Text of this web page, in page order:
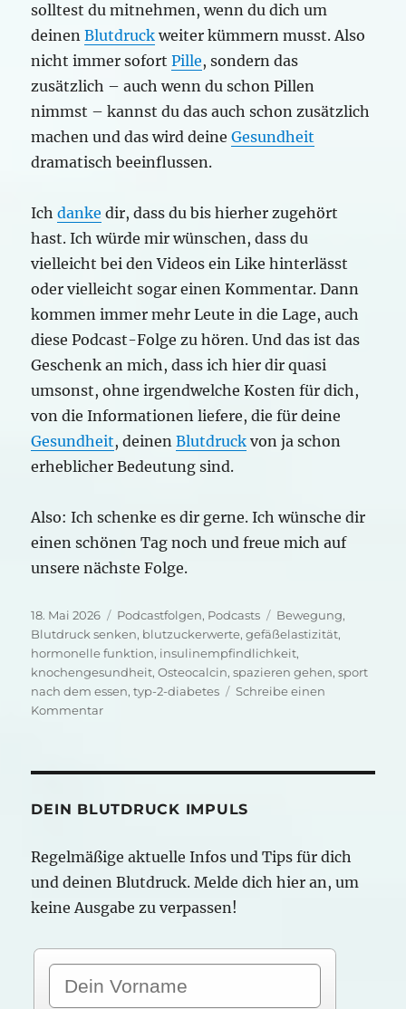
solltest du mitnehmen, wenn du dich um
deinenBlutdruck weiter kümmern musst. Also
nicht immer sofortPille, sondern das
zusätzlich – auch wenn du schon Pillen
nimmst – kannst du das auch schon zusätzlich
machen und das wird deineGesundheit
dramatisch beeinflussen.
Ichdanke dir, dass du bis hierher zugehört
hast. Ich würde mir wünschen, dass du
vielleicht bei den Videos ein Like hinterlässt
oder vielleicht sogar einen Kommentar. Dann
kommen immer mehr Leute in die Lage, auch
diese Podcast-Folge zu hören. Und das ist das
Geschenk an mich, dass ich hier dir quasi
umsonst, ohne irgendwelche Kosten für dich,
von die Informationen liefere, die für deine
Gesundheit, deinenBlutdruck von ja schon
erheblicher Bedeutung sind.
Also: Ich schenke es dir gerne. Ich wünsche dir
einen schönen Tag noch und freue mich auf
unsere nächste Folge.
Veröffentlicht
am
18. Mai 2026 Kategorien
Podcastfolgen, Podcasts Schlagwörter
Bewegung,
Blutdruck senken, blutzuckerwerte,gefäßelastizität,
hormonelle funktion, insulinempfindlichkeit,
knochengesundheit,Osteocalcin,spazieren gehen,sport
nach dem essen,typ-2-diabetes
Schreibe einen
Kommentarzu
DEIN BLUTDRUCK IMPULS
Regelmäßige aktuelle Infos und Tips für dich
und deinen Blutdruck. Melde dich hier an, um
keine Ausgabe zu verpassen!